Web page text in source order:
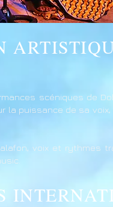
scéniques de
la puissance de sa
voix et rythmes